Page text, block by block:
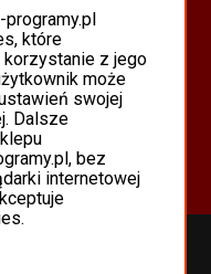
które
korzystanie z jego
może
swojej
Dalsze
bez
internetowej